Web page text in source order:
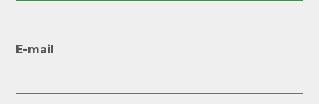
E-mail